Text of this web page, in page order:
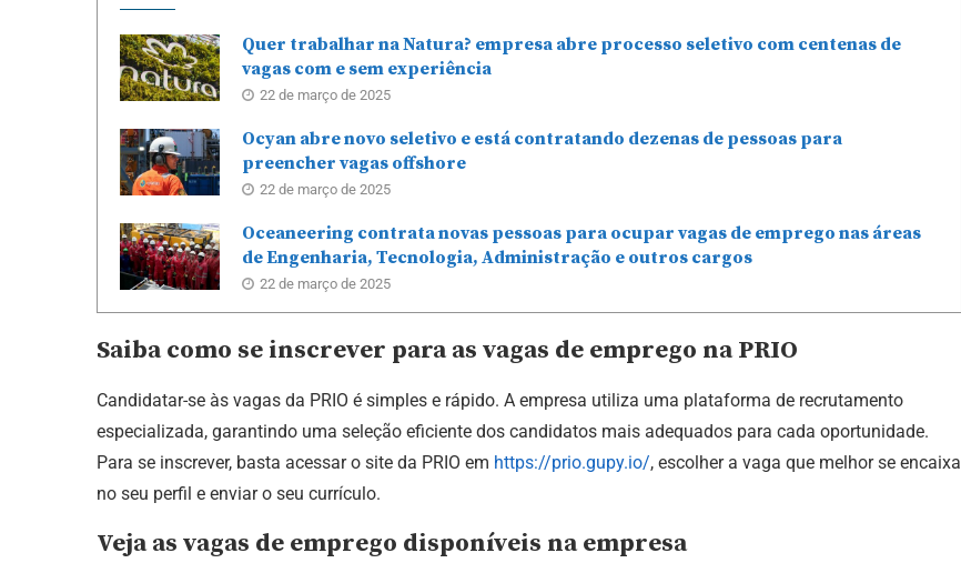
Quer trabalhar na Natura? empresa abre processo seletivo com centenas de
vagas com e sem experiência
22 de março de 2025
Ocyan abre novo seletivo e está contratando dezenas de pessoas para
preencher vagas offshore
22 de março de 2025
Oceaneering contrata novas pessoas para ocupar vagas de emprego nas áreas
de Engenharia, Tecnologia, Administração e outros cargos
22 de março de 2025
Saiba como se inscrever para as vagas de emprego na PRIO
Candidatar-se às vagas da PRIO é simples e rápido. A empresa utiliza uma plataforma de recrutamento
especializada, garantindo uma seleção eficiente dos candidatos mais adequados para cada oportunidade.
Para se inscrever, basta acessar o site da PRIO em https://prio.gupy.io/, escolher a vaga que melhor se encaixa
no seu perfil e enviar o seu currículo.
Veja as vagas de emprego disponíveis na empresa